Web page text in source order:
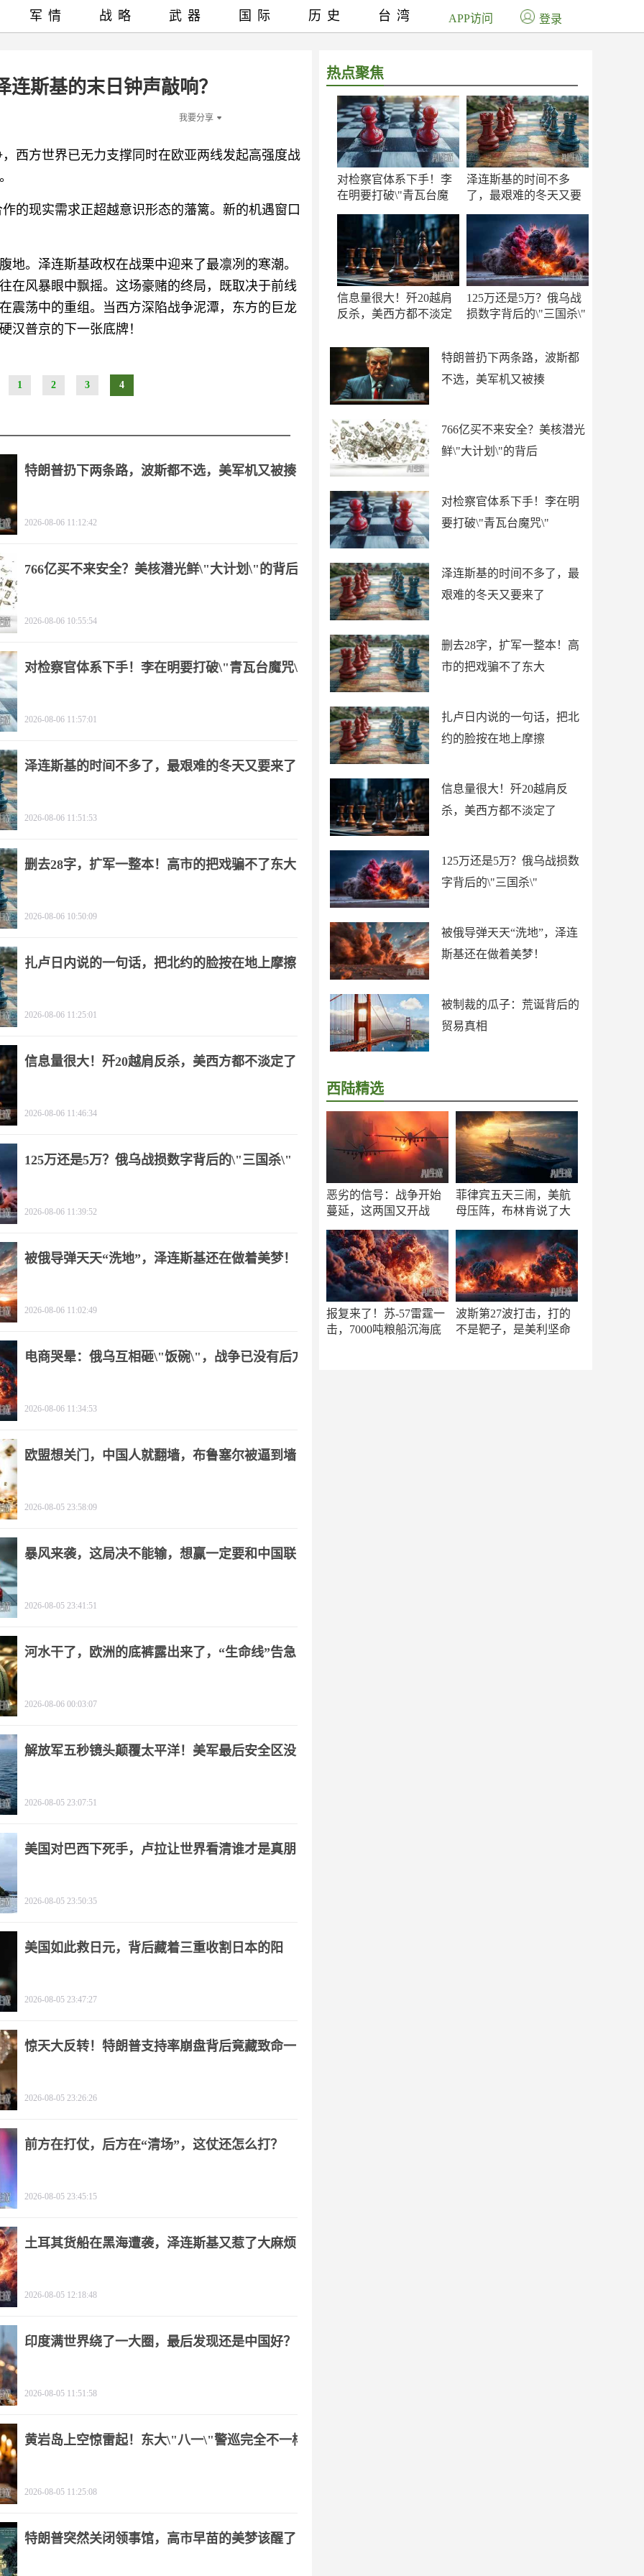
斯基的末日钟声敲响？
我要分享
西方世界已无力支撑同时在欧亚两线发起高强度战
的现实需求正超越意识形态的藩篱。新的机遇窗口
地。泽连斯基政权在战栗中迎来了最凛冽的寒潮。
在风暴眼中飘摇。这场豪赌的终局，既取决于前线
震荡中的重组。当西方深陷战争泥潭，东方的巨龙
汉普京的下一张底牌！
1 2 3 4
热点聚焦
对检察官体系下手！李
在明要打破\"青瓦台魔
泽连斯基的时间不多
了，最艰难的冬天又要
信息量很大！歼20越肩
反杀，美西方都不淡定
125万还是5万？俄乌战
损数字背后的\"三国杀\"
特朗普扔下两条路，波斯都
不选，美军机又被揍
766亿买不来安全？美核潜光
鲜\"大计划\"的背后
对检察官体系下手！李在明
要打破\"青瓦台魔咒\"
泽连斯基的时间不多了，最
艰难的冬天又要来了
删去28字，扩军一整本！高
市的把戏骗不了东大
扎卢日内说的一句话，把北
约的脸按在地上摩擦
信息量很大！歼20越肩反
杀，美西方都不淡定了
125万还是5万？俄乌战损数
字背后的\"三国杀\"
被俄导弹天天“洗地”，泽连
斯基还在做着美梦！
被制裁的瓜子：荒诞背后的
贸易真相
西陆精选
恶劣的信号：战争开始
蔓延，这两国又开战
菲律宾五天三闹，美航
母压阵，布林肯说了大
报复来了！苏-57雷霆一
击，7000吨粮船沉海底
波斯第27波打击，打的
不是靶子，是美利坚命
军情 战略 武器 国际 历史 台湾 APP访问 登录
特朗普扔下两条路，波斯都不选，美军机又被揍
2026-08-06 11:12:42
766亿买不来安全？美核潜光鲜\"大计划\"的背后
2026-08-06 10:55:54
对检察官体系下手！李在明要打破\"青瓦台魔咒\"
2026-08-06 11:57:01
泽连斯基的时间不多了，最艰难的冬天又要来了
2026-08-06 11:51:53
删去28字，扩军一整本！高市的把戏骗不了东大
2026-08-06 10:50:09
扎卢日内说的一句话，把北约的脸按在地上摩擦
2026-08-06 11:25:01
信息量很大！歼20越肩反杀，美西方都不淡定了
2026-08-06 11:46:34
125万还是5万？俄乌战损数字背后的\"三国杀\"
2026-08-06 11:39:52
被俄导弹天天“洗地”，泽连斯基还在做着美梦！
2026-08-06 11:02:49
电商哭晕：俄乌互相砸\"饭碗\"，战争已没有后方
2026-08-06 11:34:53
欧盟想关门，中国人就翻墙，布鲁塞尔被逼到墙
2026-08-05 23:58:09
暴风来袭，这局决不能输，想赢一定要和中国联
2026-08-05 23:41:51
河水干了，欧洲的底裤露出来了，“生命线”告急
2026-08-06 00:03:07
解放军五秒镜头颠覆太平洋！美军最后安全区没
2026-08-05 23:07:51
美国对巴西下死手，卢拉让世界看清谁才是真朋
2026-08-05 23:50:35
美国如此救日元，背后藏着三重收割日本的阳
2026-08-05 23:47:27
惊天大反转！特朗普支持率崩盘背后竟藏致命一
2026-08-05 23:26:26
前方在打仗，后方在“清场”，这仗还怎么打？
2026-08-05 23:45:15
土耳其货船在黑海遭袭，泽连斯基又惹了大麻烦
2026-08-05 12:18:48
印度满世界绕了一大圈，最后发现还是中国好？
2026-08-05 11:51:58
黄岩岛上空惊雷起！东大\"八一\"警巡完全不一样
2026-08-05 11:25:08
特朗普突然关闭领事馆，高市早苗的美梦该醒了